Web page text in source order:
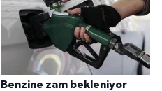
Benzine zam bekleniyor